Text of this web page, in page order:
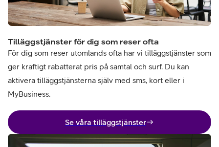
Tilläggstjänster för dig som reser ofta
För dig som reser utomlands ofta har vi tilläggstjänster som
ger kraftigt rabatterat pris på samtal och surf. Du kan
aktivera tilläggstjänsterna själv med sms, kort eller i
MyBusiness.
Se våra tilläggstjänster